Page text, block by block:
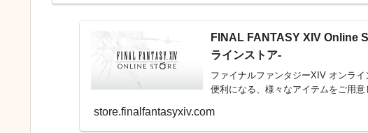
FINAL FANTASY XIV Online
ラインストア-
ファイナルファンタジーXIV オンラ
便利になる、様々なアイテムをご用意
store.finalfantasyxiv.com